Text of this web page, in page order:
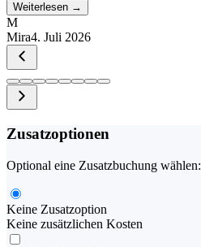
Weiterlesen →
M
Mira4. Juli 2026
Zusatzoptionen
Optional eine Zusatzbuchung wählen:
Keine Zusatzoption
Keine zusätzlichen Kosten